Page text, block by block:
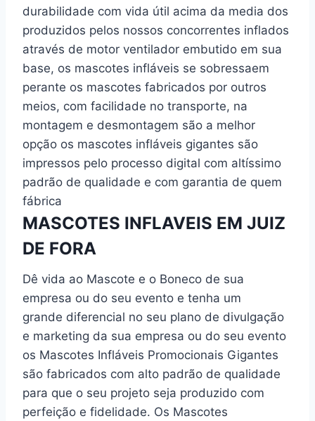
durabilidade com vida útil acima da media dos
produzidos pelos nossos concorrentes inflados
através de motor ventilador embutido em sua
base, os mascotes infláveis se sobressaem
perante os mascotes fabricados por outros
meios, com facilidade no transporte, na
montagem e desmontagem são a melhor
opção os mascotes infláveis gigantes são
impressos pelo processo digital com altíssimo
padrão de qualidade e com garantia de quem
fábrica
MASCOTES INFLAVEIS EM JUIZ
DE FORA
Dê vida ao Mascote e o Boneco de sua
empresa ou do seu evento e tenha um
grande diferencial no seu plano de divulgação
e marketing da sua empresa ou do seu evento
os Mascotes Infláveis Promocionais Gigantes
são fabricados com alto padrão de qualidade
para que o seu projeto seja produzido com
perfeição e fidelidade. Os Mascotes